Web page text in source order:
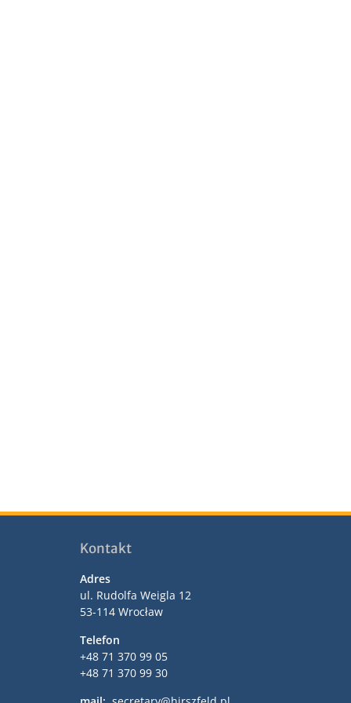
Kontakt
Adres
ul. Rudolfa Weigla 12
53-114 Wrocław
Telefon
+48 71 370 99 05
+48 71 370 99 30